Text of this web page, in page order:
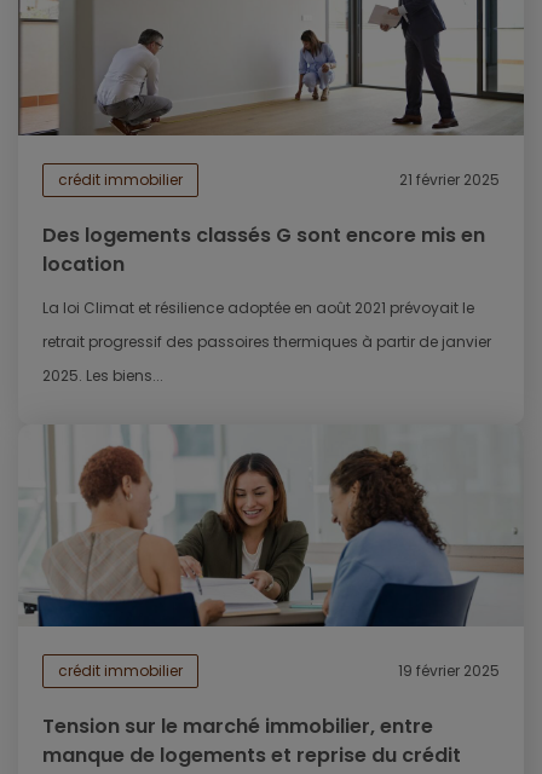
crédit immobilier 21 février 2025
Des logements classés G sont encore mis en
location
La loi Climat et résilience adoptée en août 2021 prévoyait le
retrait progressif des passoires thermiques à partir de janvier
2025. Les biens...
crédit immobilier 19 février 2025
Tension sur le marché immobilier, entre
manque de logements et reprise du crédit